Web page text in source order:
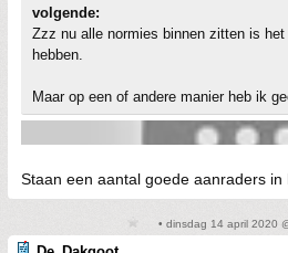
volgende:
Zzz nu alle normies binnen zitten is
hebben.
Maar op een of andere manier heb ik
Staan een aantal goede aanraders in
• dinsdag 14 april 2020